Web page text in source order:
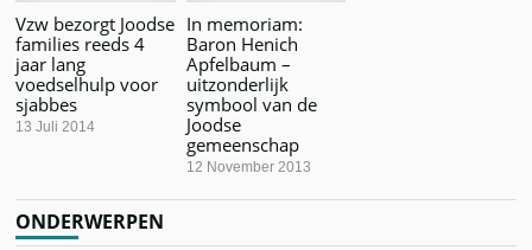
Vzw bezorgt Joodse
families reeds 4
jaar lang
voedselhulp voor
sjabbes
13 Juli 2014
In memoriam:
Baron Henich
Apfelbaum –
uitzonderlijk
symbool van de
Joodse
gemeenschap
12 November 2013
ONDERWERPEN